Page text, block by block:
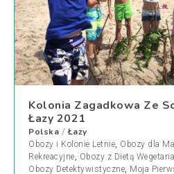
Kolonia Zagadkowa Ze
Łazy 2021
Polska /Łazy
Obozy i Kolonie Letnie, Obozy dla
Rekreacyjne, Obozy z Dietą
Obozy Detektywistyczne, Moja